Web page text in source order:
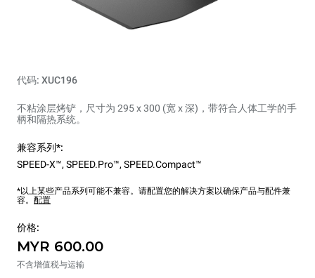
代码: XUC196
不粘涂层烤铲，尺寸为 295 x 300 (宽 x 深)，带符合人体工学的手
柄和隔热系统。
兼容系列*:
SPEED-X™, SPEED.Pro™, SPEED.Compact™
*以上某些产品系列可能不兼容。请配置您的解决方案以确保产品与配件兼
容。 配置
价格:
MYR 600.00
不含增值税与运输